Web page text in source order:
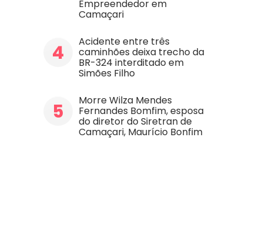
Empreendedor em
Camaçari
4 Acidente entre três
caminhões deixa trecho da
BR-324 interditado em
Simões Filho
5 Morre Wilza Mendes
Fernandes Bomfim, esposa
do diretor do Siretran de
Camaçari, Maurício Bonfim